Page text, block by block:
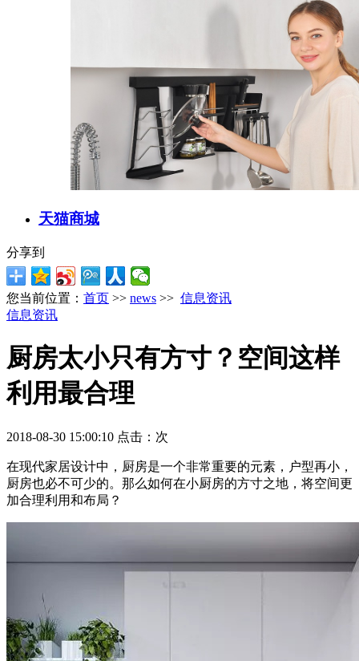
天猫商城
分享到
您当前位置： 首页 >> news >> 信息资讯
信息资讯
厨房太小只有方寸？空间这样
利用最合理
2018-08-30 15:00:10 点击： 次
在现代家居设计中，厨房是一个非常重要的元素，户型再小，
厨房也必不可少的。那么如何在小厨房的方寸之地，将空间更
加合理利用和布局？